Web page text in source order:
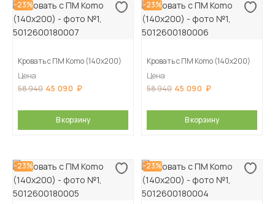
-23%
Кровать с ПМ Komo (140х200)
Цена
58 940 45 090
В корзину
-23%
Кровать с ПМ Komo (140х200)
Цена
58 940 45 090
В корзину
-23% -23%